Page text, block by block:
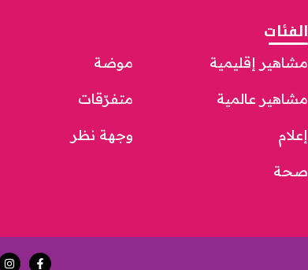
الفئات
مشاهير إقليمية
مشاهير عالمية
إعلام
صحة
موضة
متفرّقات
وجهة نظر